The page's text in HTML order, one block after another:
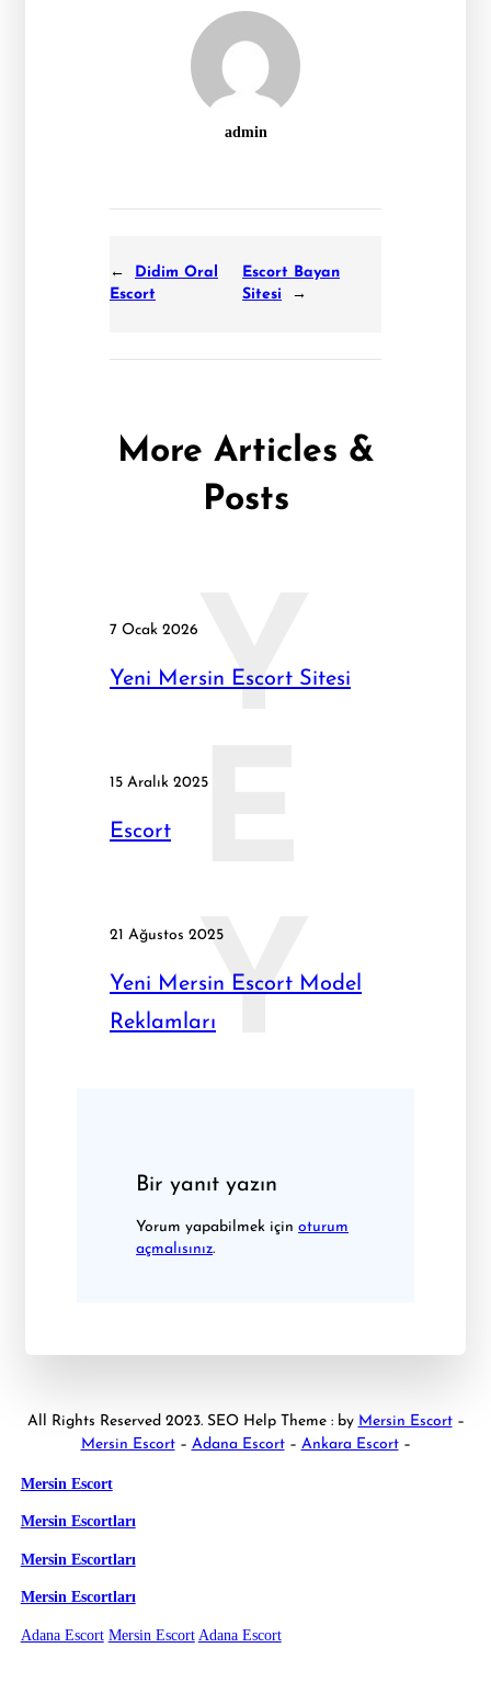
admin
←
Didim Oral
Escort
Escort Bayan
Sitesi
→
More Articles &
Posts
7 Ocak 2026Y
Yeni Mersin Escort Sitesi
15 Aralık 2025E
Escort
21 Ağustos 2025Y
Yeni Mersin Escort Model
Reklamları
Bir yanıt yazın
Yorum yapabilmek içinoturum
açmalısınız.
All Rights Reserved 2023. SEO Help Theme : by Mersin Escort–
Mersin Escort– Adana Escort– Ankara Escort–
Mersin Escort
Mersin Escortları
Mersin Escortları
Mersin Escortları
Adana Escort Mersin Escort Adana Escort